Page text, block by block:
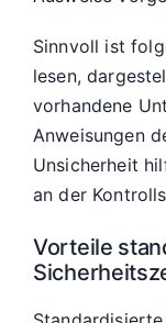
Sinnvoll ist
lesen,
vorhandene
Anweisungen
Unsicherheit
an der
Vorteile